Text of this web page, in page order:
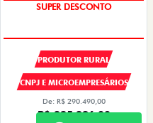
SUPER DESCONTO
PRODUTOR RURAL
CNPJ E MICROEMPRESÁRIOS
De: R$ 290.490,00
R$ 235.296,00